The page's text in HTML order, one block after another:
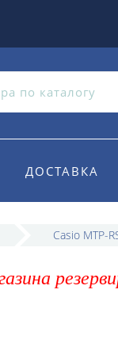
ДОСТАВКА
Casio MTP-